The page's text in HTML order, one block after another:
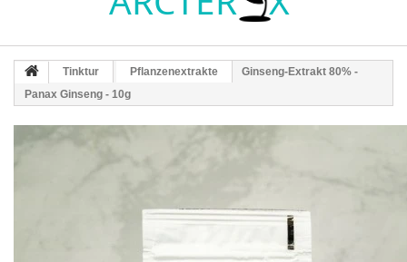
Tinktur Pflanzenextrakte
Ginseng-Extrakt 80% -
Panax Ginseng - 10g